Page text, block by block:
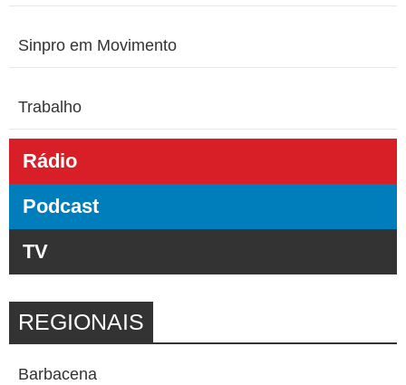
Sinpro em Movimento
Trabalho
Rádio
Podcast
TV
REGIONAIS
Barbacena